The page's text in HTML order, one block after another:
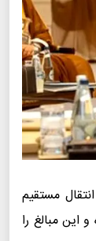
مستقیم
این مبالغ را